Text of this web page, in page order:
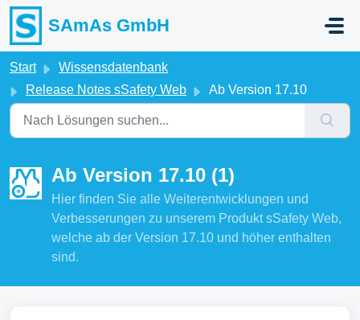
Zum hauptsächlichen Inhalt gehen
SAmAs GmbH
Start
Wissensdatenbank
Release Notes sSafety Web
Ab Version 17.10
Ab Version 17.10 (1)
Hier finden Sie alle Weiterentwicklungen und
Verbesserungen zu unserem Produkt sSafety Web,
welche ab der Version 17.10 und höher enthalten
sind.